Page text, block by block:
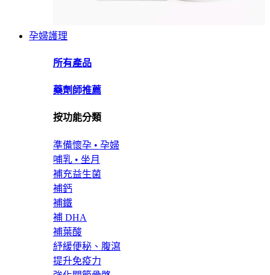
孕婦護理
所有產品
藥劑師推薦
按功能分類
準備懷孕 • 孕婦
哺乳 • 坐月
補充益生菌
補鈣
補鐵
補 DHA
補葉酸
紓緩便秘、腹瀉
提升免疫力